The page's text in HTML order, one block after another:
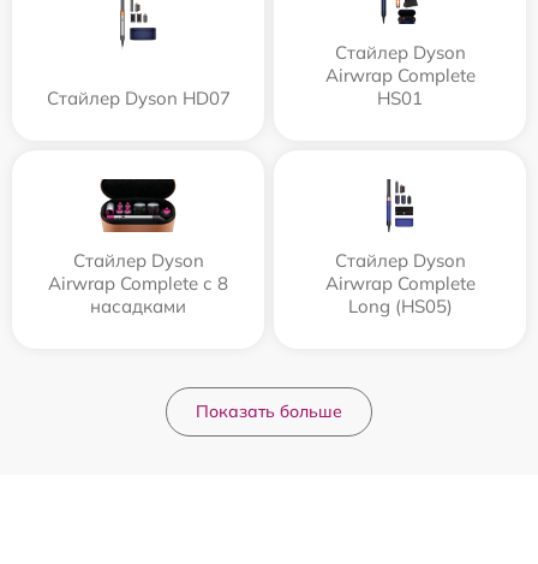
Стайлер Dyson HD07
Стайлер Dyson
Airwrap Complete
HS01
Стайлер Dyson
Airwrap Complete с 8
насадками
Стайлер Dyson
Airwrap Complete
Long (HS05)
Показать больше